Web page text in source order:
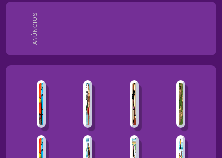
ANÚNCIOS